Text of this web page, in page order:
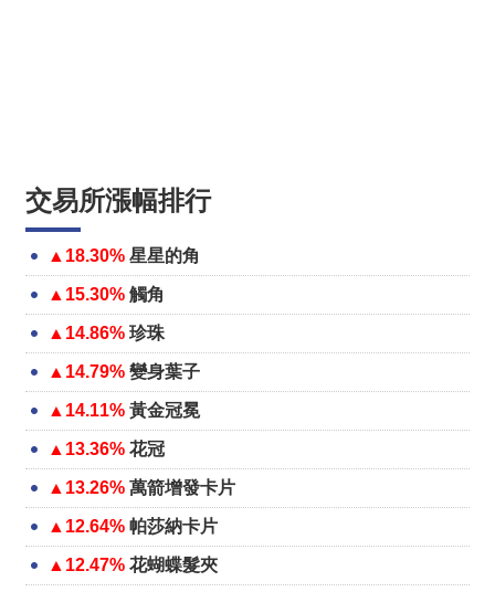
交易所漲幅排行
▲18.30% 星星的角
▲15.30% 觸角
▲14.86% 珍珠
▲14.79% 變身葉子
▲14.11% 黃金冠冕
▲13.36% 花冠
▲13.26% 萬箭增發卡片
▲12.64% 帕莎納卡片
▲12.47% 花蝴蝶髮夾